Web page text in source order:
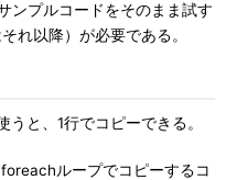
ンプルコードをそのまま試す
れ以降）が必要である。
と、1行でコピーできる。
ループでコピーするコ